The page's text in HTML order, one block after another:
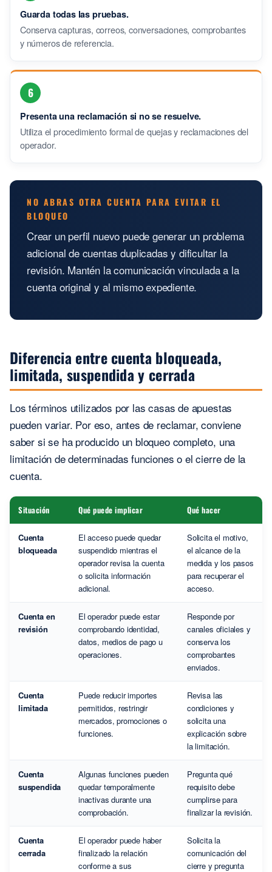
Guarda todas las pruebas.
Conserva capturas, correos, conversaciones, comprobantes
y números de referencia.
6
Presenta una reclamación si no se resuelve.
Utiliza el procedimiento formal de quejas y reclamaciones del
operador.
NO ABRAS OTRA CUENTA PARA EVITAR EL
BLOQUEO
Crear un perfil nuevo puede generar un problema
adicional de cuentas duplicadas y dificultar la
revisión. Mantén la comunicación vinculada a la
cuenta original y al mismo expediente.
Diferencia entre cuenta bloqueada,
limitada, suspendida y cerrada
Los términos utilizados por las casas de apuestas
pueden variar. Por eso, antes de reclamar, conviene
saber si se ha producido un bloqueo completo, una
limitación de determinadas funciones o el cierre de la
cuenta.
Situación Qué puede implicar Qué hacer
Cuenta
bloqueada
El acceso puede quedar
suspendido mientras el
operador revisa la cuenta
o solicita información
adicional.
Solicita el motivo,
el alcance de la
medida y los pasos
para recuperar el
acceso.
Cuenta en
revisión
El operador puede estar
comprobando identidad,
datos, medios de pago u
operaciones.
Responde por
canales oficiales y
conserva los
comprobantes
enviados.
Cuenta
limitada
Puede reducir importes
permitidos, restringir
mercados, promociones o
funciones.
Revisa las
condiciones y
solicita una
explicación sobre
la limitación.
Cuenta
suspendida
Algunas funciones pueden
quedar temporalmente
inactivas durante una
comprobación.
Pregunta qué
requisito debe
cumplirse para
finalizar la revisión.
Cuenta
cerrada
El operador puede haber
finalizado la relación
conforme a sus
Solicita la
comunicación del
cierre y pregunta